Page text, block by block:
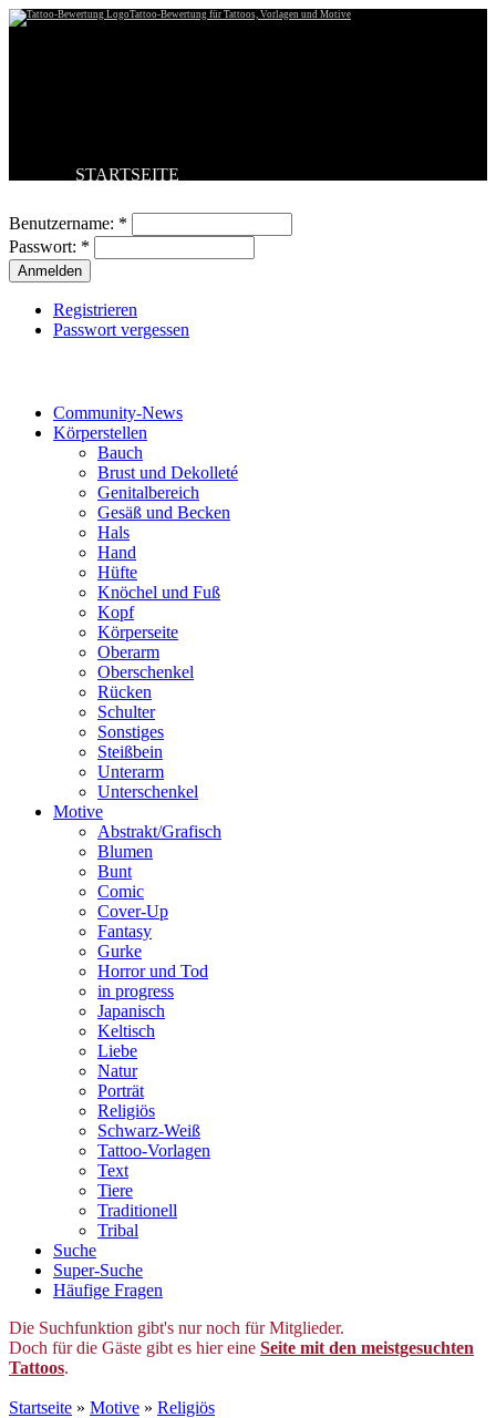
Tattoo-Bewertung für Tattoos, Vorlagen und Motive
STARTSEITE
BESTE TATTOOS
NEUESTE TATTOOS
KOMMENTARE
FORUM
Benutzername: *
Passwort: *
Registrieren
Passwort vergessen
Community-News
Körperstellen
Bauch
Brust und Dekolleté
Genitalbereich
Gesäß und Becken
Hals
Hand
Hüfte
Knöchel und Fuß
Kopf
Körperseite
Oberarm
Oberschenkel
Rücken
Schulter
Sonstiges
Steißbein
Unterarm
Unterschenkel
Motive
Abstrakt/Grafisch
Blumen
Bunt
Comic
Cover-Up
Fantasy
Gurke
Horror und Tod
in progress
Japanisch
Keltisch
Liebe
Natur
Porträt
Religiös
Schwarz-Weiß
Tattoo-Vorlagen
Text
Tiere
Traditionell
Tribal
Suche
Super-Suche
Häufige Fragen
Die Suchfunktion gibt's nur noch für Mitglieder.
Doch für die Gäste gibt es hier eine Seite mit den meistgesuchten
Tattoos.
Startseite » Motive » Religiös